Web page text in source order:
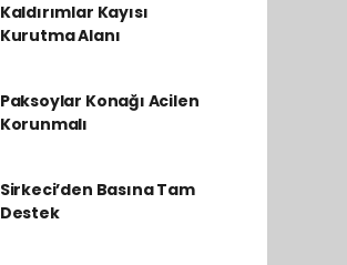
Kaldırımlar Kayısı
Kurutma Alanı
Paksoylar Konağı Acilen
Korunmalı
Sirkeci’den Basına Tam
Destek